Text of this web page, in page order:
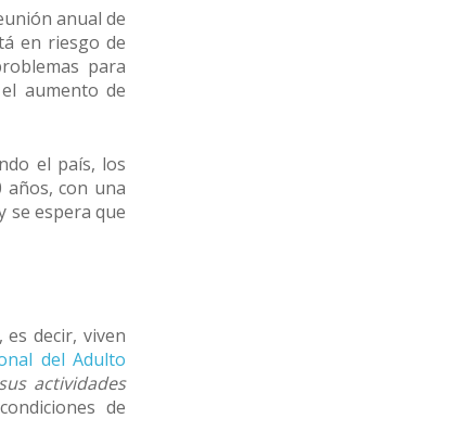
anual de
en riesgo de
para
aumento de
el país, los
años, con una
se espera que
decir, viven
del Adulto
actividades
de